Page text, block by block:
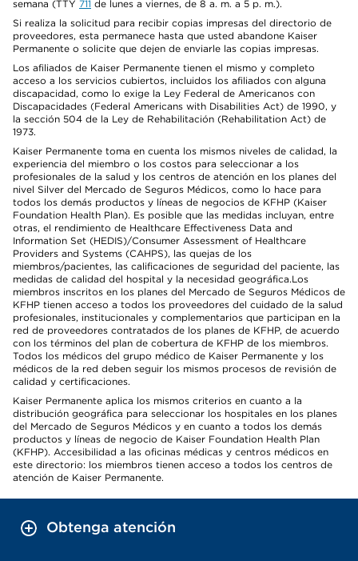
semana (TTY 711 de lunes a viernes, de 8 a. m. a 5 p. m.).
Si realiza la solicitud para recibir copias impresas del directorio de
proveedores, esta permanece hasta que usted abandone Kaiser
Permanente o solicite que dejen de enviarle las copias impresas.
Los afiliados de Kaiser Permanente tienen el mismo y completo
acceso a los servicios cubiertos, incluidos los afiliados con alguna
discapacidad, como lo exige la Ley Federal de Americanos con
Discapacidades (Federal Americans with Disabilities Act) de 1990, y
la sección 504 de la Ley de Rehabilitación (Rehabilitation Act) de
1973.
Kaiser Permanente toma en cuenta los mismos niveles de calidad, la
experiencia del miembro o los costos para seleccionar a los
profesionales de la salud y los centros de atención en los planes del
nivel Silver del Mercado de Seguros Médicos, como lo hace para
todos los demás productos y líneas de negocios de KFHP (Kaiser
Foundation Health Plan). Es posible que las medidas incluyan, entre
otras, el rendimiento de Healthcare Effectiveness Data and
Information Set (HEDIS)/Consumer Assessment of Healthcare
Providers and Systems (CAHPS), las quejas de los
miembros/pacientes, las calificaciones de seguridad del paciente, las
medidas de calidad del hospital y la necesidad geográfica.Los
miembros inscritos en los planes del Mercado de Seguros Médicos de
KFHP tienen acceso a todos los proveedores del cuidado de la salud
profesionales, institucionales y complementarios que participan en la
red de proveedores contratados de los planes de KFHP, de acuerdo
con los términos del plan de cobertura de KFHP de los miembros.
Todos los médicos del grupo médico de Kaiser Permanente y los
médicos de la red deben seguir los mismos procesos de revisión de
calidad y certificaciones.
Kaiser Permanente aplica los mismos criterios en cuanto a la
distribución geográfica para seleccionar los hospitales en los planes
del Mercado de Seguros Médicos y en cuanto a todos los demás
productos y líneas de negocio de Kaiser Foundation Health Plan
(KFHP). Accesibilidad a las oficinas médicas y centros médicos en
este directorio: los miembros tienen acceso a todos los centros de
atención de Kaiser Permanente.
Obtenga atención